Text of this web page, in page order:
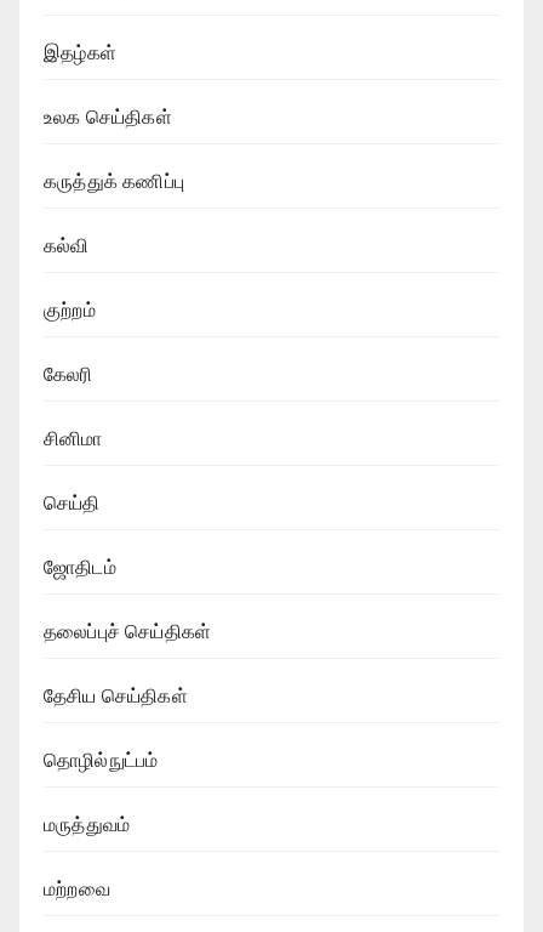
இதழ்கள்
உலக செய்திகள்
கருத்துக் கணிப்பு
கல்வி
குற்றம்
கேலரி
சினிமா
செய்தி
ஜோதிடம்
தலைப்புச் செய்திகள்
தேசிய செய்திகள்
தொழில்நுட்பம்
மருத்துவம்
மற்றவை